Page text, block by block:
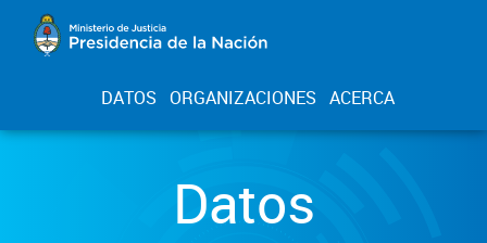
DATOS ORGANIZACIONES ACERCA
Datos